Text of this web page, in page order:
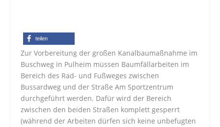
teilen
Zur Vorbereitung der großen Kanalbaumaßnahme im
Buschweg in Pulheim müssen Baumfällarbeiten im
Bereich des Rad- und Fußweges zwischen
Bussardweg und der Straße Am Sportzentrum
durchgeführt werden. Dafür wird der Bereich
zwischen den beiden Straßen komplett gesperrt
(während der Arbeiten dürfen sich keine unbefugten